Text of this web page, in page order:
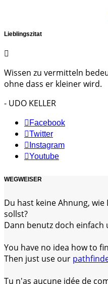
Lieblingszitat
Wissen zu vermitteln
ohne dass er kleiner wird.
- UDO KELLER
Facebook
Twitter
Instagram
Youtube
WEGWEISER
Du hast keine Ahnung,
sollst?
Dann benutz doch einfach
You have no idea how to
Then just use our
Tu n'as aucune idée de